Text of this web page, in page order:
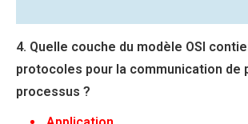
4. Quelle couche du modèle OSI
protocoles pour la communication de
processus ?